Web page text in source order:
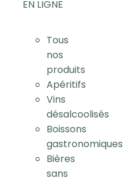
EN LIGNE
Tous
nos
produits
Apéritifs
Vins
désalcoolisés
Boissons
gastronomiques
Bières
sans